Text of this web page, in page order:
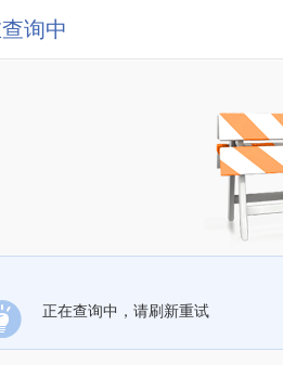
询中
正在查询中，请刷新重试